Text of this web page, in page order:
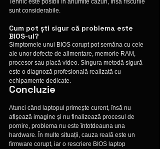
Tehnic este posibil în anumite cazuri, însă riscurile
sunt considerabile.
Cum pot ști sigur că problema este
BIOS-ul?
Simptomele unui BIOS corupt pot semăna cu cele
ale unor defecte de alimentare, memorie RAM,
procesor sau placă video. Singura metodă sigură
este o diagnoză profesională realizată cu
echipamente dedicate.
Concluzie
Atunci când laptopul primește curent, însă nu
afișează imagine și nu finalizează procesul de
pornire, problema nu este întotdeauna una
hardware. În multe situații, cauza reală este un
firmware corupt, iar o rescriere BIOS laptop